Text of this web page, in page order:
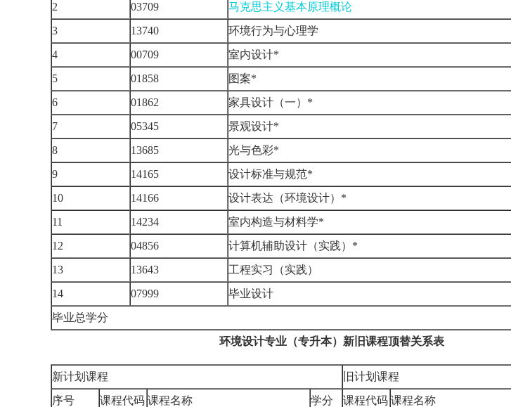
2
03709 马克思主义基本原理概论
3
13740 环境行为与心理学
4
00709 室内设计*
5
01858 图案*
6
01862 家具设计（一）*
7
05345 景观设计*
8
13685 光与色彩*
9
14165 设计标准与规范*
10
14166 设计表达（环境设计）*
11
14234 室内构造与材料学*
12
04856 计算机辅助设计（实践）*
13
13643 工程实习（实践）
14
07999 毕业设计
毕业总学分
环境设计专业（专升本）新旧课程顶替关系表
新计划课程
旧计划课程
序号
课程代码 课程名称 学分 课程代码 课程名称